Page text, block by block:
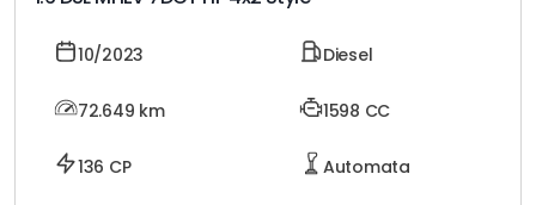
10/2023 Diesel
72.649 km 1598 CC
136 CP Automata